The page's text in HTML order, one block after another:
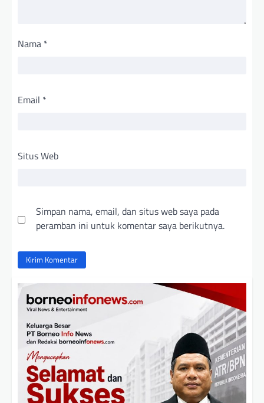
Nama *
Email *
Situs Web
Simpan nama, email, dan situs web saya pada
peramban ini untuk komentar saya berikutnya.